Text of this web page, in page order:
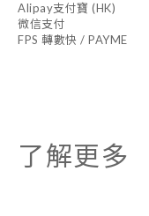
Alipay支付寶 (HK)
微信支付
FPS 轉數快 / PAYME
了解更多